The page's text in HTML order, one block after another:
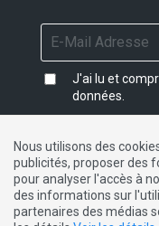
J'ai lu et
données
Impressum|
DE FR IT
Nous utilisons des
publicités, proposer des
pour analyser l'accès à
des informations sur
partenaires des médias